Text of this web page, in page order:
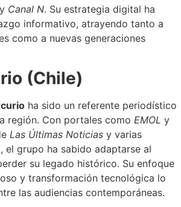
y Canal N. Su estrategia digital ha
informativo, atrayendo tanto a
como a nuevas generaciones
(Chile)
ha sido un referente periodístico
región. Con portales como EMOL y
Las Últimas Noticias y varias
el grupo ha sabido adaptarse al
su legado histórico. Su enfoque
y transformación tecnológica lo
las audiencias contemporáneas.